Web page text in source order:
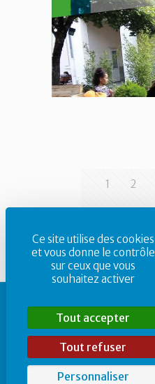
1 2
Ce site utilise des cookies
et vous donne le contrôle
sur ceux que vous
souhaitez activer
Tout accepter
Tout refuser
Personnaliser